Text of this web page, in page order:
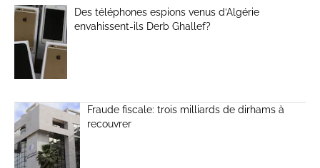
Des téléphones espions venus d’Algérie
envahissent-ils Derb Ghallef?
Fraude fiscale: trois milliards de dirhams à
recouvrer